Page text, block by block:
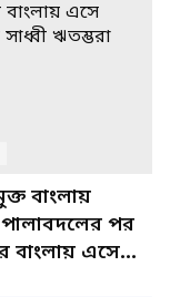
বাংলায়
পর
বাংলায় এসে